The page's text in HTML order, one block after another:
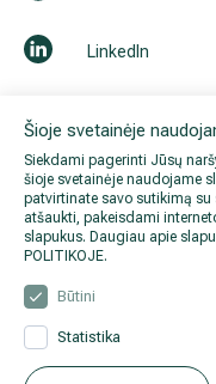
Šioje svetainėje
Siekdami pagerinti Jūsų
šioje svetainėje naudojame
patvirtinate savo sutikimą
atšaukti, pakeisdami
slapukus. Daugiau apie
POLITIKOJE.
Būtini
Statistika
LinkedIn
© 2026 Hila. Visos teisės
saugomos.